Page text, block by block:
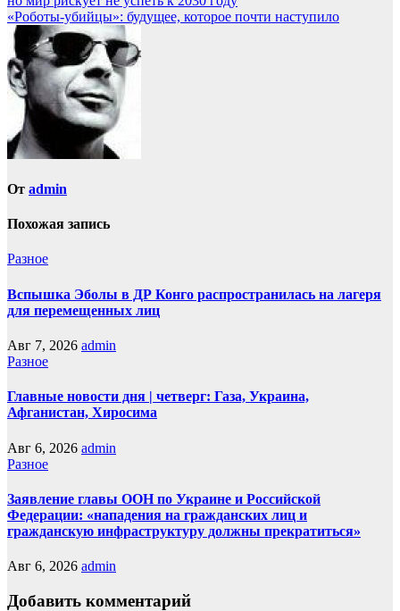
по
записям
«Роботы-убийцы»: будущее, которое почти наступило
От admin
Похожая запись
Разное
Вспышка Эболы в ДР Конго распространилась на лагеря
для перемещенных лиц
Авг 7, 2026 admin
Разное
Главные новости дня | четверг: Газа, Украина,
Афганистан, Хиросима
Авг 6, 2026 admin
Разное
Заявление главы ООН по Украине и Российской
Федерации: «нападения на гражданских лиц и
гражданскую инфраструктуру должны прекратиться»
Авг 6, 2026 admin
Добавить комментарий